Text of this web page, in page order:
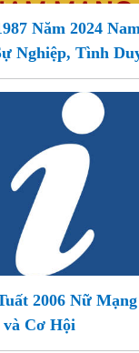
Năm 2024
Nghiệp, Tình
2006 Nữ Mạng
Cơ Hội